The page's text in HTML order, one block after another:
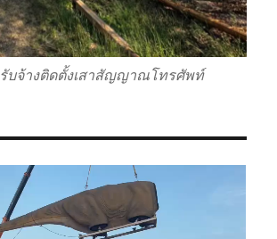
รับจ้างติดตั้งเสาสัญญาณโทรศัพท์